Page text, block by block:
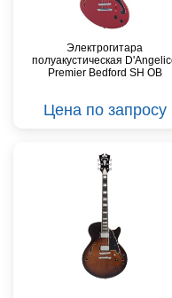
Электрогитара
полуакустическая
Premier Bedford SH OB
Цена по запросу